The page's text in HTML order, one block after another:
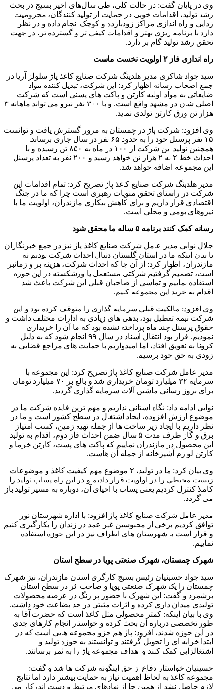
وی در پایان گفت: در حالت کلی، طی سال‌های اخیر بسیج در بحث
رشد تولید، اقدامات خوبی در حمایت از تولید کنندگان، محرومیت
زدایی و راه اندازی مراکز زودبازده و کوچک انجام داده و در نظر
دارد با برنامه ریزی بهتر و اقدامات کیفی تر و گسترده تر، در جهت
تحقق رشد تولید گام بر دارد‌.
راه اندازی فاز ۲ اولویت نخست ماست
سید جواد شاکری مدیر هلدینگ شرکت صنایع کاغذ پاژ سلولز آریا در
جمع اصحاب رسانه اظهار کرد: این شرکت، تبدیل کننده مواد
ضایعاتی به مواد اولیه کارتن و پاکت های پستی است که شرکت
اصلی شان در مشهد واقع است. و با ۳۰۰ نفر نیرو می تواند ماهانه ۳
هزار تن ورق کارتن تولدی نماید.
وی افزود: شرکت پاژ در چمستان به مرور گسترش یافت و توانست
۱۵ نفر پرسنل خود را به حدود ۶۵ نفر در سال جاری برساند.
همچنین تولید این شرکت از ۱۰۰ در ماه به ۸۵۰ تن رسیده و با
احداث خط ۲ به ۲ هزار تن خواهد رسید و ۲۰۰ نفر به تعداد پرسنل
این مجموعه اضافه خواهد شد.
مدیر هلدینگ شرکت صنایع کاغذ پاژ تصریح کرد: تمام اقدامات این
شرکت در راستای تحقق منویات رهبری است چرا که ما در جنگ
اقتصادی قرار داریم و برای کاهش بیکاری مازندران، اولویت ما با
نیروهای بومی و محلی است.
رسانه کمک کنند برنامه ۵ ساله ما محقق شود
جلال نوابی مدیر عامل شرکت صنایع کاغذ پاژ نیز در جمع خبرنگاران
با بیان اینکه ما در استان گلستان دنبال احداث شرکت بودیم نه
مازندران، اظهار کرد: از آن جا که احداث شرکت، هزینه بر و زمانبر
است، تصمیم گرفتیم شرکتی مستعمل یا ورشکسته در این حوزه
استفاده نماییم و تماسی از صاحبان قبلی این شرکت باعث شد
اقدام به خرید این مجموعه کنیم.
وی افزود: مالکیت قبلی سرمایه گذاری را متوقف کرده بود و این
شرکت نیمه تعطیل بود، بدهی های زیادی به ادارات مختلف داشت و
حقوق پرسنل چند ماه پرداخته نشده بود که ما آن را خریداری
نمودیم. قرار بود انتقال اسناد در سال ۹۹ انجام شود که به دلیل
کرونا به تعویق افتاد، اما امیدواریم با حمایت های مراجع قضایی به
زودی به حق خود برسیم.
مدیر عامل شرکت صنایع کاغذ پاژ تصریح کرد: این مجموعه با
سرمایه ۳۲ میلیارد تومان خریداری شد و بالغ بر ۷۰ میلیارد تومان
برای بروز رسانی ماشین آلات سرمایه گذاری گردید.
نوایی ادامه داد: نگاه استانی نداریم و مهم ترین فایده شرکت ما در
موضوع ارزش افزوده، ایجاد اشتغال در سطح کشور است و ما در
نظر داریم با ایجاد زیر ساخت ها از جمله تهیه زمین، کسب امتیاز
برق و گاز ظرف مدت ۵ سال ضمن احداث فاز دوم، اقدام به تولید
این محصول در مازندران نماییم که پاکت های پست، کارتن خرما و
کارتن لوازم آشپزخانه از جمله آن هاست.
وی بیان کرد: ما در تولید، ۲ موضوع مهم کیفیت کاغذ و موضوعات
زیست محیطی را در اولویت قرار دادیم و در این راه پساب تولید را
کاملا کنترل کردیم یعنی پساب با احیای آن، دوباره به مسیر تولید باز
می گردد.
مدیر عامل شرکت صنایع کاغذ پاژ افزود: با اداره شهرستان نور
توافق کردیم برخی از محبوسین غیر عمد در زندان را بکارگیری کنیم
و قرار است با شهرستان های اطراف نیز در این حوزه استفاده
نماییم.
شهرک چمستان، شهرک صنعتی پویا در سطح استان
سید جواد حسینیان رئیس بسیج کارگری استان مازندران، نیز شهرک
چمستان را یک شهرک صنعتی پویا و صاحب اثر در سطح استان
برشمرد و گفت: این شهرک با حضور پر رنگ در عرصه محصولات
تولیدی میدان داری کرده و اثرات مثبتی در حد بضاعت خود داشت.
وی با بیان اینکه: کمتر محصولی مثل کاغذ است که حضرت آقا به
طور تخصصی درباره آن بحث کرده و خواستار انجام کارهای جدی
در این حوزه شدند، افزود: پاژ هم جزو مجموعه هایی است که در
ابتدا خرابه ای را تحویل گرفتند و توانستند به حوزه تولید و
اشتغالزایی کمک کنند و اهداف مجموعه پاژ را به ثمر برسانند.
حسینیان خواستار دفاع از حق اینگونه شرکت ها شد و گفت:
مجموعه کاغذ به لحاظ اهمیت نیاز به حمایت بیشتر دارد اما نتایج
لازم حاصل نشد از همین جا از نهادهای مرتبط و دست اندرکار می